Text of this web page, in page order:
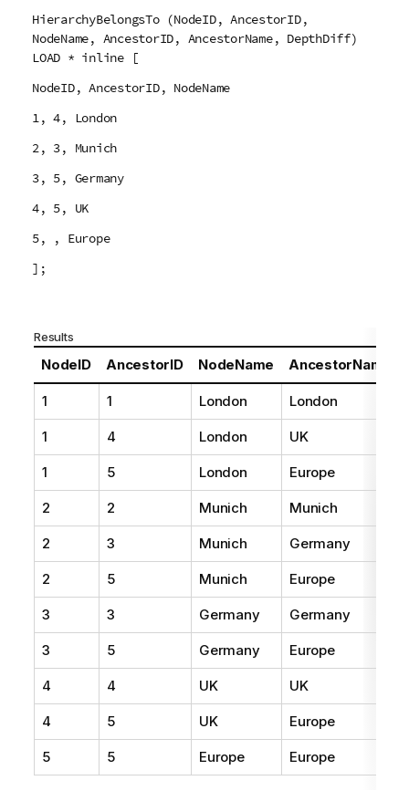
HierarchyBelongsTo (NodeID, AncestorID,
NodeName, AncestorID, AncestorName, DepthDiff)
LOAD * inline [
NodeID, AncestorID, NodeName
1, 4, London
2, 3, Munich
3, 5, Germany
4, 5, UK
5, , Europe
];
Results
NodeID AncestorID NodeName AncestorName
1 1 London London
1 4 London UK
1 5 London Europe
2 2 Munich Munich
2 3 Munich Germany
2 5 Munich Europe
3 3 Germany Germany
3 5 Germany Europe
4 4 UK UK
4 5 UK Europe
5 5 Europe Europe